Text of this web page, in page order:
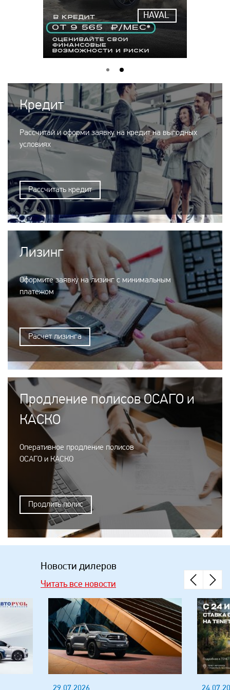
HAVAL
Кредит
Рассчитай и оформи заявку на кредит на выгодных
условиях
Рассчитать кредит
Лизинг
Оформите заявку на лизинг с минимальным
платежом
Расчет лизинга
Продление полисов ОСАГО и
КАСКО
Оперативное продление полисов
ОСАГО и КАСКО
Продлить полис
Новости дилеров
Читать все новости